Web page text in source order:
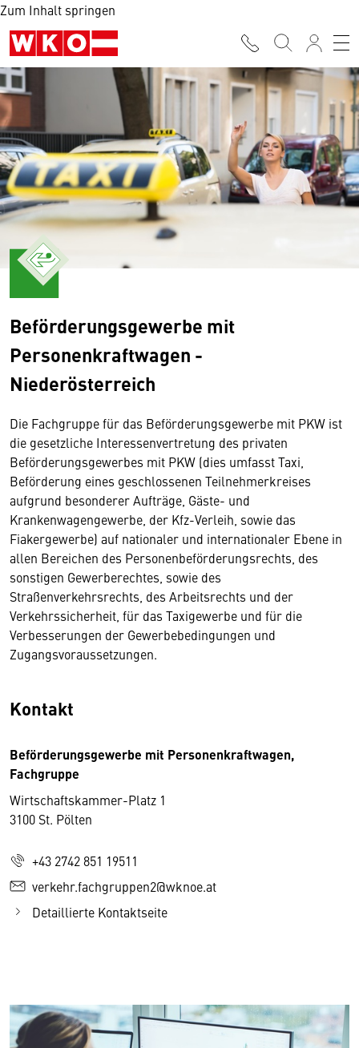
Zum Inhalt springen
Beförderungsgewerbe mit
Personenkraftwagen -
Niederösterreich
Die Fachgruppe für das Beförderungsgewerbe mit PKW ist
die gesetzliche Interessenvertretung des privaten
Beförderungsgewerbes mit PKW (dies umfasst Taxi,
Beförderung eines geschlossenen Teilnehmerkreises
aufgrund besonderer Aufträge, Gäste- und
Krankenwagengewerbe, der Kfz-Verleih, sowie das
Fiakergewerbe) auf nationaler und internationaler Ebene in
allen Bereichen des Personenbeförderungsrechts, des
sonstigen Gewerberechtes, sowie des
Straßenverkehrsrechts, des Arbeitsrechts und der
Verkehrssicherheit, für das Taxigewerbe und für die
Verbesserungen der Gewerbebedingungen und
Zugangsvoraussetzungen.
Kontakt
Beförderungsgewerbe mit Personenkraftwagen,
Fachgruppe
Wirtschaftskammer-Platz 1
3100 St. Pölten
+43 2742 851 19511
verkehr.fachgruppen2@wknoe.at
Detaillierte Kontaktseite